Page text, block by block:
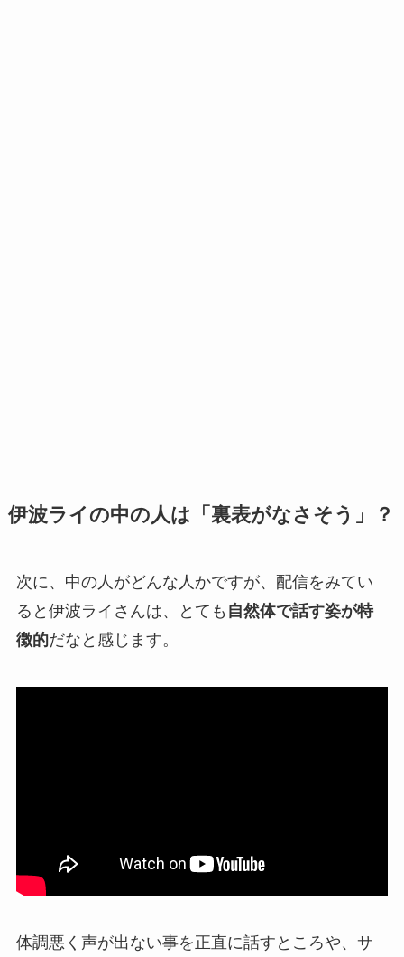
伊波ライの中の人は「裏表がなさそう」？
次に、中の人がどんな人かですが、配信をみてい
ると伊波ライさんは、とても 自然体で話す姿が特
徴的だなと感じます。
体調悪く声が出ない事を正直に話すところや、サ